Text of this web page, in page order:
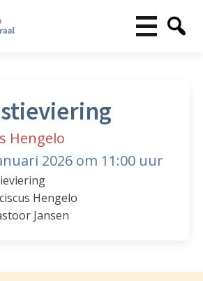
Hengelo
2026 om 11:00 uur
Hengelo
Jansen